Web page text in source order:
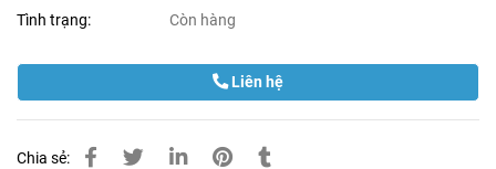
Tình trạng: Còn hàng
Liên hệ
Chia sẻ: